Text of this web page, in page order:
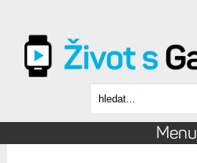
Vyhledávání
Menu